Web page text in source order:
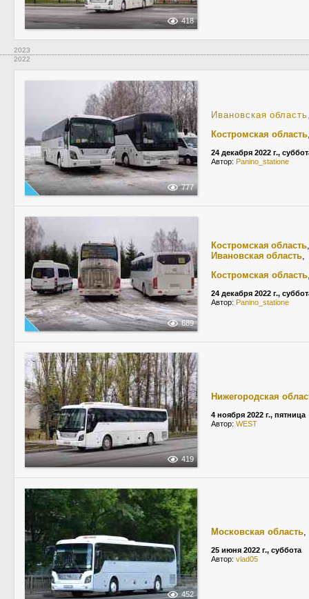
418
2023
2022
777
Ивановская область
Костромская область
24 декабря 2022 г.,
Автор: Panino_statione
689
Костромская область
Ивановская область,
Костромская область
24 декабря 2022 г.,
Автор: Panino_statione
419
Нижегородская
4 ноября 2022 г., пятница
Автор: WEST
452
Московская область,
25 июня 2022 г., суббота
Автор: vlad05